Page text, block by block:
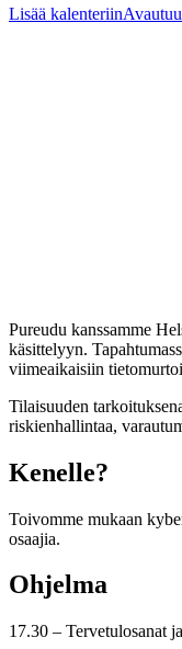
Lisää kalenteriin
Pureudu kanssamme
käsittelyyn.
viimeaikaisiin
Tilaisuuden
riskienhallintaa,
Kenelle?
Toivomme mukaan
osaajia.
Ohjelma
17.30 – Tervetulosanat